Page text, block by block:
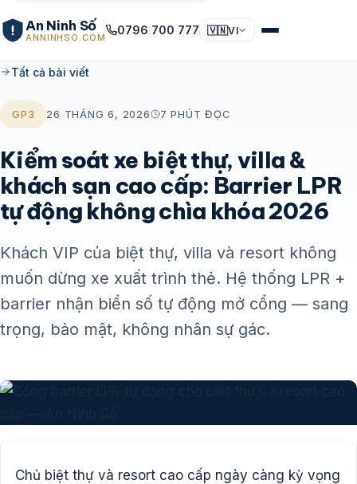
An Ninh Số
ANNINHSO.COM
0796 700 777 🇻🇳VI
Tất cả bài viết
GP3 26 THÁNG 6, 2026 7 PHÚT ĐỌC
Kiểm soát xe biệt thự, villa &
khách sạn cao cấp: Barrier LPR
tự động không chìa khóa 2026
Khách VIP của biệt thự, villa và resort không
muốn dừng xe xuất trình thẻ. Hệ thống LPR +
barrier nhận biển số tự động mở cổng — sang
trọng, bảo mật, không nhân sự gác.
Chủ biệt thự và resort cao cấp ngày càng kỳ vọng